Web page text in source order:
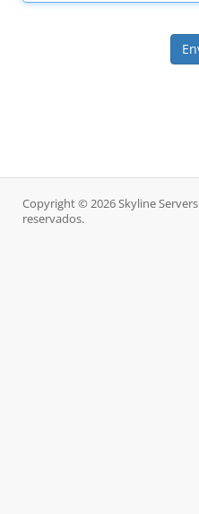
Copyright © 2026 Skyline
reservados.